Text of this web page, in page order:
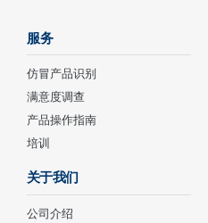
服务
仿冒产品识别
满意度调查
产品操作指南
培训
关于我们
公司介绍